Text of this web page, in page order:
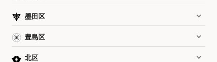
墨田区
豊島区
北区